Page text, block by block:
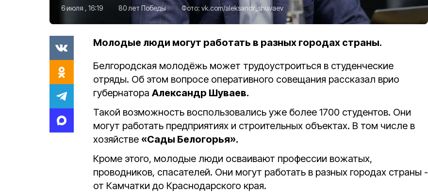
6 июля , 16:19 80 лет Победы Фото: vk.com/aleksandr_shuvaev
Молодые люди могут работать в разных городах страны.
Белгородская молодёжь может трудоустроиться в студенческие
отряды. Об этом вопросе оперативного совещания рассказал врио
губернатора Александр Шуваев.
Такой возможность воспользовались уже более 1700 студентов. Они
могут работать предприятиях и строительных объектах. В том числе в
хозяйстве «Сады Белогорья».
Кроме этого, молодые люди осваивают профессии вожатых,
проводников, спасателей. Они могут работать в разных городах страны -
от Камчатки до Краснодарского края.